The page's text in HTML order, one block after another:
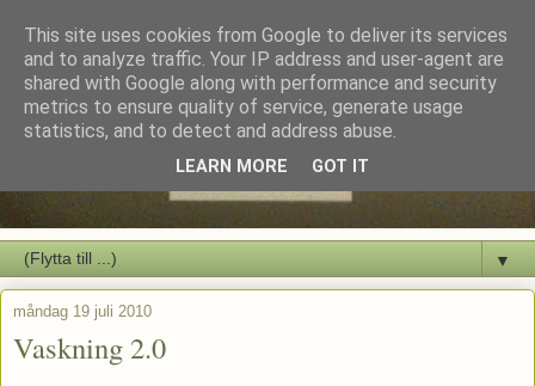
▼
måndag 19 juli 2010
Vaskning 2.0
This site uses cookies from Google to deliver its services
and to analyze traffic. Your IP address and user-agent are
shared with Google along with performance and security
metrics to ensure quality of service, generate usage
statistics, and to detect and address abuse.
LEARN MORE GOT IT